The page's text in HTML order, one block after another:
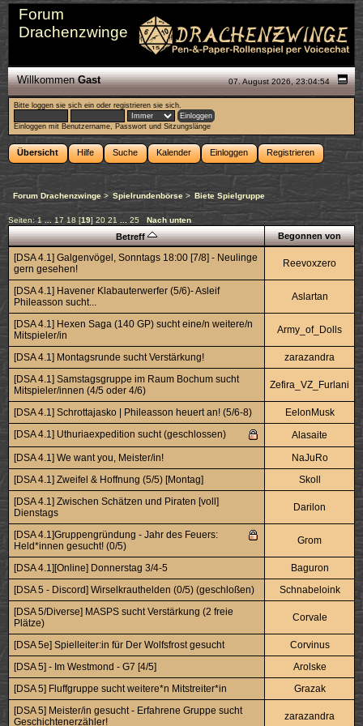
Forum
Drachenzwinge
07. August 2026, 23:04:54
WillkommenGast
Bitte loggen sie sich ein oderregistrieren sie sich.
Einloggen mit Benutzername, Passwort und Sitzungslänge
Übersicht Hilfe Suche Kalender Einloggen Registrieren
Forum Drachenzwinge > Spielrundenbörse> Biete Spielgruppe
Seiten:1 ... 17 18 [19] 20 21 25 Nach unten
Betreff Begonnen von
[DSA 4.1] Galgenvögel, Sonntags 18:00 [7/8] - Neulinge
gern gesehen!
Reevoxzero
[DSA 4.1] Havener Klabauterwerfer (5/6)- Asleif
Phileasson sucht...
Aslartan
[DSA 4.1] Hexen Saga (140 GP) sucht eine/n weitere/n
Mitspieler/in
Army_of_Dolls
[DSA 4.1] Montagsrunde sucht Verstärkung!
zarazandra
[DSA 4.1] Samstagsgruppe im Raum Bochum sucht
Mitspieler/innen (4/5 oder 4/6)
Zefira_VZ_Furlani
[DSA 4.1] Schrottajasko | Phileasson heuert an! (5/6-8)
EelonMusk
[DSA 4.1] Uthuriaexpedition sucht (geschlossen)
Alasaite
[DSA 4.1] We want you, Meister/in!
NaJuRo
[DSA 4.1] Zweifel & Hoffnung (5/5) [Montag]
Skoll
[DSA 4.1] Zwischen Schätzen und Piraten [voll]
Dienstags
Darilon
[DSA 4.1]Gruppengründung - Jahr des Feuers:
Held*innen gesucht! (0/5)
Grom
[DSA 4.1][Online] Donnerstag 3/4-5
Baguron
[DSA 5 - Discord] Wirselkrauthelden (0/5) (geschloßen)
Schnabeloink
[DSA 5/Diverse] MASPS sucht Verstärkung (2 freie
Plätze)
Corvale
[DSA 5e] Spielleiter:in für Der Wolfsfrost gesucht
Corvinus
[DSA 5] - Im Westmond - G7 [4/5]
Arolske
[DSA 5] Fluffgruppe sucht weitere*n Mitstreiter*in
Grazak
[DSA 5] Meister/in gesucht - Erfahrene Gruppe sucht
Geschichtenerzähler!
zarazandra